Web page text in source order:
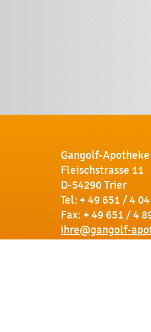
Gangolf-Apotheke
Fleischstrasse 11
D-54290 Trier
Tel: + 49 651 / 4
Fax: + 49 651 / 4
ihre@gangolf-